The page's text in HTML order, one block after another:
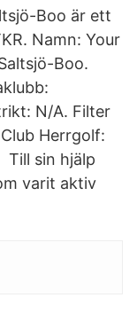
Boo är ett
Namn: Your
Boo.
N/A. Filter
Herrgolf:
Till sin hjälp
varit aktiv